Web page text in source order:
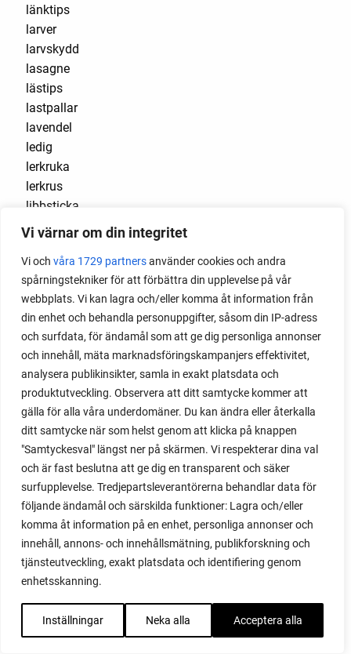
Vi värnar om din integritet
Vi och våra 1729 partnersanvänder cookies och andra
spårningstekniker för att förbättra din upplevelse på vår
webbplats. Vi kan lagra och/eller komma åt information från
din enhet och behandla personuppgifter, såsom din IP-adress
och surfdata, för ändamål som att ge dig personliga annonser
och innehåll, mäta marknadsföringskampanjers effektivitet,
analysera publikinsikter, samla in exakt platsdata och
produktutveckling. Observera att ditt samtycke kommer att
gälla för alla våra underdomäner. Du kan ändra eller återkalla
ditt samtycke när som helst genom att klicka på knappen
"Samtyckesval" längst ner på skärmen. Vi respekterar dina val
och är fast beslutna att ge dig en transparent och säker
surfupplevelse. Tredjepartsleverantörerna behandlar data för
följande ändamål och särskilda funktioner: Lagra och/eller
komma åt information på en enhet, personliga annonser och
innehåll, annons- och innehållsmätning, publikforskning och
tjänsteutveckling, exakt platsdata och identifiering genom
enhetsskanning.
Inställningar Neka alla Acceptera alla
länktips
larver
larvskydd
lasagne
lästips
lastpallar
lavendel
ledig
lerkruka
lerkrus
libbsticka
liguster
limabönor
lind
lindblommor
lindblomste
linne
lipstick
little gem amaze
live
ljudbok
ljusgroende
lock
logga in
lök
lökblast
lokförare bergfälts
lokförare bergfälts jätteärt
lökväxter
löss
löv